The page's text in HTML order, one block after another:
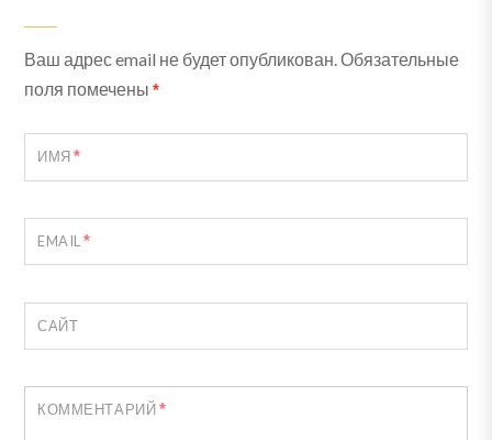
Ваш адрес email не будет опубликован.Обязательные
поля помечены*
ИМЯ*
EMAIL*
САЙТ
КОММЕНТАРИЙ*